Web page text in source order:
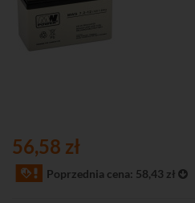
56,58 zł
Poprzednia cena: 58,43 zł